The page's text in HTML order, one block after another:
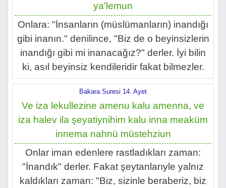
ya'lemun
Onlara: "İnsanların (müslümanların) inandığı
gibi inanın." denilince, "Biz de o beyinsizlerin
inandığı gibi mi inanacağız?" derler. İyi bilin
ki, asıl beyinsiz kendileridir fakat bilmezler.
Bakara Suresi 14. Ayet
Ve iza lekullezine amenu kalu amenna, ve
iza halev ila şeyatiynihim kalu inna meaküm
innema nahnü müstehziun
Onlar iman edenlere rastladıkları zaman:
"İnandık" derler. Fakat şeytanlarıyle yalnız
kaldıkları zaman: "Biz, sizinle beraberiz, biz